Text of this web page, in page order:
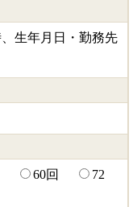
生年月日・勤務先
60回
72